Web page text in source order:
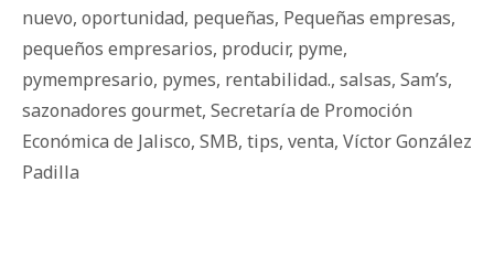
nuevo, oportunidad, pequeñas, Pequeñas empresas,
pequeños empresarios, producir, pyme,
pymempresario, pymes, rentabilidad., salsas, Sam’s,
sazonadores gourmet, Secretaría de Promoción
Económica de Jalisco, SMB, tips, venta, Víctor González
Padilla